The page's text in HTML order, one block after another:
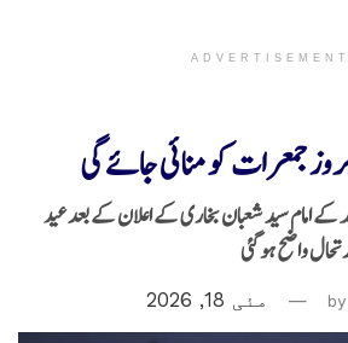
ADVERTISEMENT
کے امام سید شعبان بخاری کے اعلان کے بعدعید
واضح ہو گئی
by مئی 18, 2026